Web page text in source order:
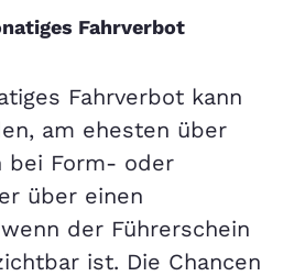
Fahrverbot
Fahrverbot kann
am ehesten über
bei Form- oder
über einen
der Führerschein
ist. Die Chancen